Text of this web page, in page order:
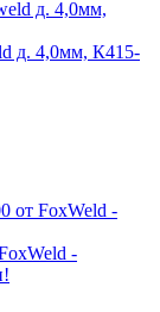
д. 4,0мм, К415-